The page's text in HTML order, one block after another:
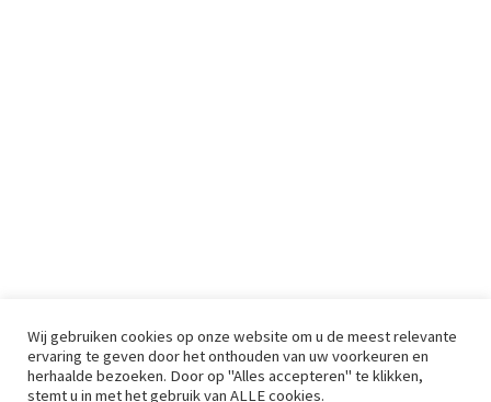
Wij gebruiken cookies op onze website om u de meest relevante
ervaring te geven door het onthouden van uw voorkeuren en
herhaalde bezoeken. Door op "Alles accepteren" te klikken,
stemt u in met het gebruik van ALLE cookies.